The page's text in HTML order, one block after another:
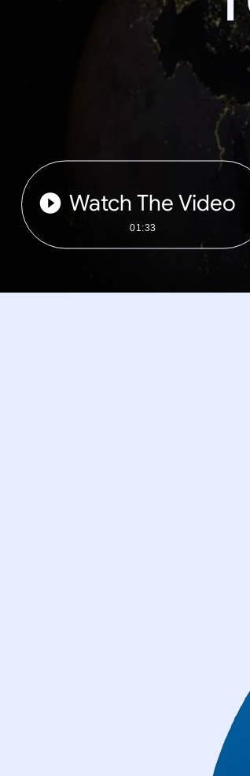
Watch The Video
01:33